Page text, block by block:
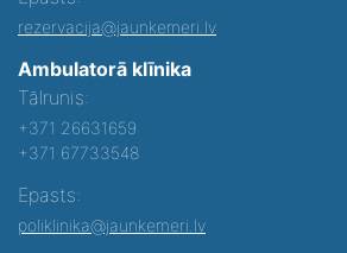
rezervacija@jaunkemeri.lv
Ambulatorā klīnika
Tālrunis:
+371 26631659
+371 67733548
Epasts:
poliklinika@jaunkemeri.lv